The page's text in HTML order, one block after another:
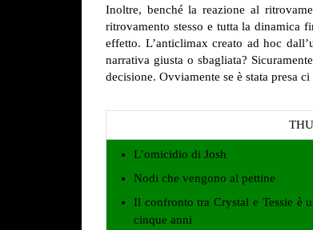
Inoltre, benché la reazione al
ritrovamento stesso e tutta la dinamica
effetto. L’anticlimax creato ad hoc
narrativa giusta o sbagliata?
decisione. Ovviamente se è stata presa
L’omicidio di Josh
Nodi che vengono al pettine
Il confronto tra Crystal e Tessie è
cinque anni